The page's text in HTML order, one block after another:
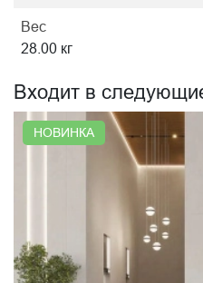
Вес
28.00 кг
Входит в
НОВИНКА